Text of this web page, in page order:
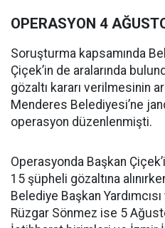
OPERASYON 4
Soruşturma kapsamında
Çiçek’in de aralarında
gözaltı kararı verilmesinin
Menderes Belediyesi’ne
operasyon düzenlenmişti.
Operasyonda Başkan
15 şüpheli gözaltına
Belediye Başkan
Rüzgar Sönmez ise 5